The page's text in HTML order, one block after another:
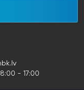
- 17:00